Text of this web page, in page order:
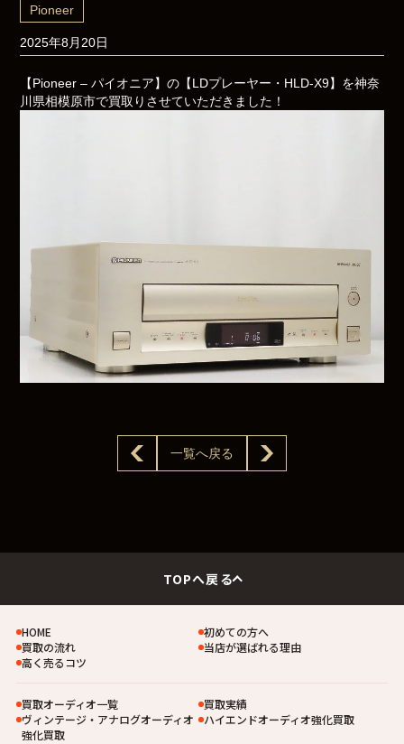
Pioneer
2025年8月20日
【Pioneer – パイオニア】の【LDプレーヤー・HLD-X9】を神奈
川県相模原市で買取りさせていただきました！
一覧へ戻る
TOPへ戻る
HOME
初めての方へ
買取の流れ
当店が選ばれる理由
高く売るコツ
買取オーディオ一覧
買取実績
ヴィンテージ・アナログオーディオ
強化買取
ハイエンドオーディオ強化買取